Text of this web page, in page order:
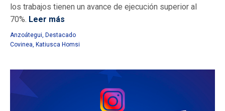
los trabajos tienen un avance de ejecución superior al
70%. Leer más
Anzoátegui, Destacado
Covinea, Katiusca Homsi